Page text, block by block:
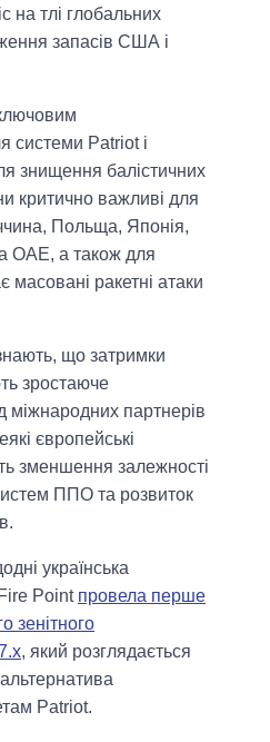
на тлі глобальних
запасів США і
системи Patriot і
знищення балістичних
критично важливі для
Польща, Японія,
ОАЕ, а також для
масовані ракетні атаки
що затримки
зростаюче
міжнародних партнерів
європейські
зменшення залежності
ППО та розвиток
українська
Point провела перше
зенітного
, який розглядається
Patriot.